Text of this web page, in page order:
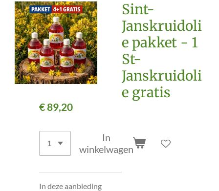
Sint-
Janskruidoli
e pakket - 1
St-
Janskruidoli
e gratis
€ 89,20
In
winkelwagen
In deze aanbieding